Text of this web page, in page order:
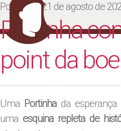
Posted on21 de agosto de
Portinha
point da
Uma Portinha da
uma esquina repleta de